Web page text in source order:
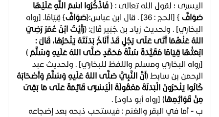
اليسرى ؛ لقول الله تعالى : ﴿ فَاذْكُرُوا اسْمَ اللَّهِ عَلَيْهَا
صَوَافَّ ﴾ [الحج : 36] . قال ابن عباس:﴿ صَوَافَّ﴾ قِيَامًا. [رواه
البخاري] . ولحديث زياد بن جُبَير قَالَ: (رَأَيْتُ ابْنَ عُمَرَ رَضِيَ
اللهُ عَنْهُمَا أَتَى عَلَى رَجُلٍ قَدْ أَنَاخَ بَدَنَتَهُ يَنْحَرُهَا، قَالَ :
ابْعَثْهَا قِيَامًا مُقَيَّدَةً سُنَّةَ مُحَمَّدٍ صَلَّى اللهُ عَلَيهِ وَسَلَّمَ )
[رواه البخاري ومسلم واللفظ للبخاري] . ولحديث عبد
الرحمن بن سابط (أَنَّ النَّبِيَّ صَلَّى اللهُ عَلَيهِ وَسَلَّمَ وَأَصْحَابَهُ
كَانُوا يَنْحَرُونَ الْبَدَنَةَ مَعْقُولَةَ الْيُسْرَى قَائِمَةً عَلَى مَا بَقِىَ
مِنْ قَوَائِمِهَا) [رواه أبو داود] .
ب - أما في البقر والغنم : فيستحب ذبحه بعد إضجاعه